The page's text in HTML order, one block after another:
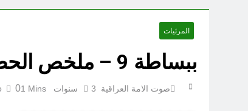
المرئيات
ببساطة 9 – ملخص الحضارة السومرية المثيرة للجدل
صوت الامة العراقية 3 سنوات Ago 01 Mins